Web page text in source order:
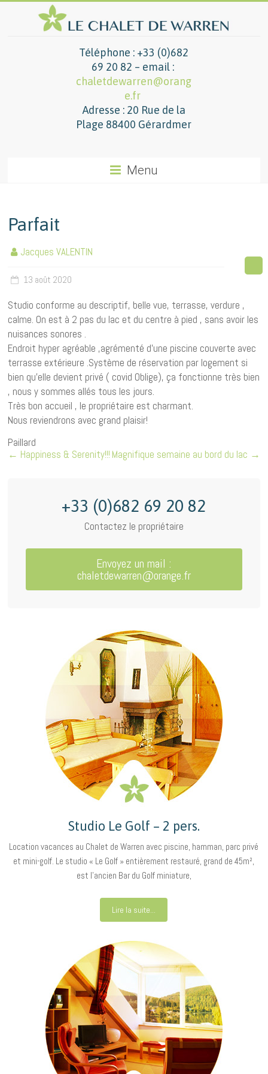
Téléphone : +33 (0)682
69 20 82 – email :
chaletdewarren@orang
e.fr
Adresse : 20 Rue de la
Plage 88400 Gérardmer
Menu
Parfait
Jacques VALENTIN
13 août 2020
Studio conforme au descriptif, belle vue, terrasse, verdure ,
calme. On est à 2 pas du lac et du centre à pied , sans avoir les
nuisances sonores .
Endroit hyper agréable ,agrémenté d’une piscine couverte avec
terrasse extérieure .Système de réservation par logement si
bien qu’elle devient privé ( covid Oblige), ça fonctionne très bien
, nous y sommes allés tous les jours.
Très bon accueil , le propriétaire est charmant.
Nous reviendrons avec grand plaisir!
Paillard
← Happiness & Serenity!!! Magnifique semaine au bord du lac →
+33 (0)682 69 20 82
Contactez le propriétaire
Envoyez un mail :
chaletdewarren@orange.fr
Studio Le Golf – 2 pers.
Location vacances au Chalet de Warren avec piscine, hamman, parc privé
et mini-golf. Le studio « Le Golf » entièrement restauré, grand de 45m²,
est l’ancien Bar du Golf miniature,
Lire la suite...